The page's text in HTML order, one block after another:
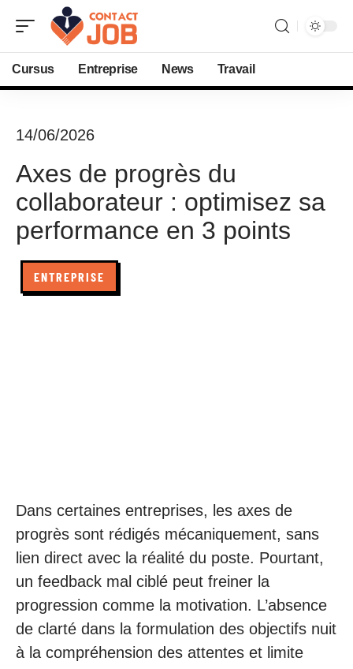
Cursus Entreprise News Travail
14/06/2026
Axes de progrès du
collaborateur : optimisez sa
performance en 3 points
ENTREPRISE
Dans certaines entreprises, les axes de
progrès sont rédigés mécaniquement, sans
lien direct avec la réalité du poste. Pourtant,
un feedback mal ciblé peut freiner la
progression comme la motivation. L’absence
de clarté dans la formulation des objectifs nuit
à la compréhension des attentes et limite